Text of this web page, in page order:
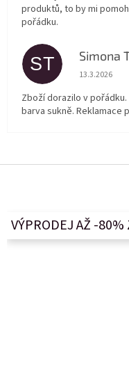
produktů, to by mi
pořádku.
ST Simona
Hodnocení
13.3.2026
Zboží dorazilo v
barva sukně. Reklamace
VÝPRODEJ AŽ -80%